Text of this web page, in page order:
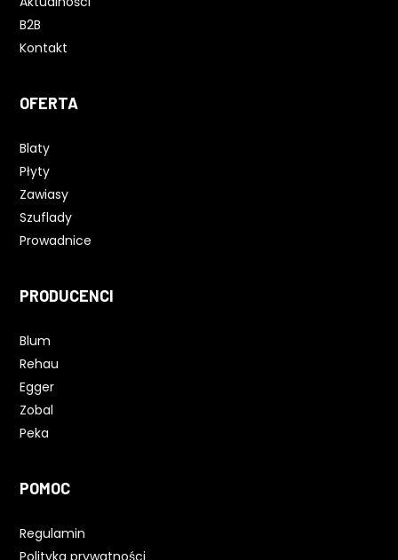
B2B
Kontakt
OFERTA
Blaty
Płyty
Zawiasy
Szuflady
Prowadnice
PRODUCENCI
Blum
Rehau
Egger
Zobal
Peka
POMOC
Regulamin
Polityka prywatności